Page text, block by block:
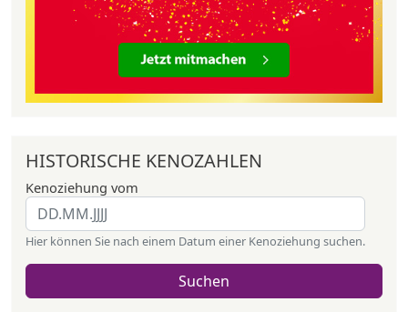
HISTORISCHE KENOZAHLEN
Kenoziehung vom
Hier können Sie nach einem Datum einer Kenoziehung suchen.
Suchen